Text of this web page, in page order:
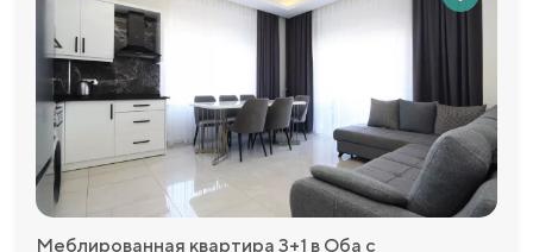
Меблированная квартира 3+1 в Оба с